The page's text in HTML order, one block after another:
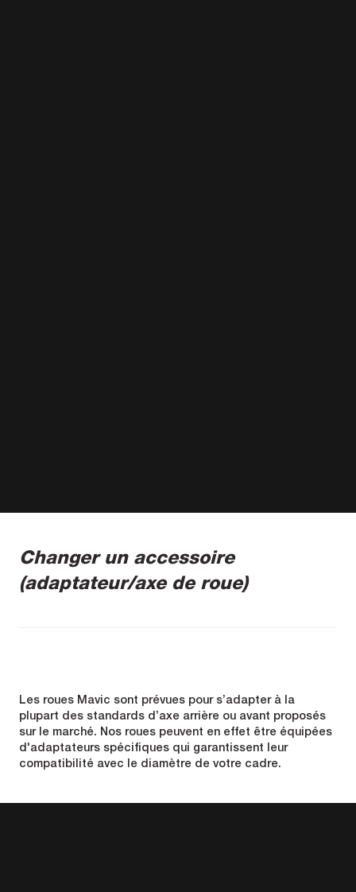
Changer un accessoire
(adaptateur/axe de roue)
Les roues Mavic sont prévues pour s’adapter à la
plupart des standards d’axe arrière ou avant proposés
sur le marché. Nos roues peuvent en effet être équipées
d'adaptateurs spécifiques qui garantissent leur
compatibilité avec le diamètre de votre cadre.